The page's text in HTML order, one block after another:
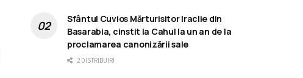
Sfântul Cuvios Mărturisitor Iraclie din
Basarabia, cinstit la Cahul la un an de la
proclamarea canonizării sale
2 DISTRIBUIRI